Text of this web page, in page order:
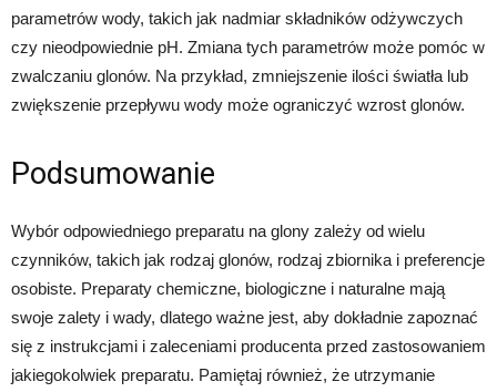
parametrów wody, takich jak nadmiar składników odżywczych
czy nieodpowiednie pH. Zmiana tych parametrów może pomóc w
zwalczaniu glonów. Na przykład, zmniejszenie ilości światła lub
zwiększenie przepływu wody może ograniczyć wzrost glonów.
Podsumowanie
Wybór odpowiedniego preparatu na glony zależy od wielu
czynników, takich jak rodzaj glonów, rodzaj zbiornika i preferencje
osobiste. Preparaty chemiczne, biologiczne i naturalne mają
swoje zalety i wady, dlatego ważne jest, aby dokładnie zapoznać
się z instrukcjami i zaleceniami producenta przed zastosowaniem
jakiegokolwiek preparatu. Pamiętaj również, że utrzymanie